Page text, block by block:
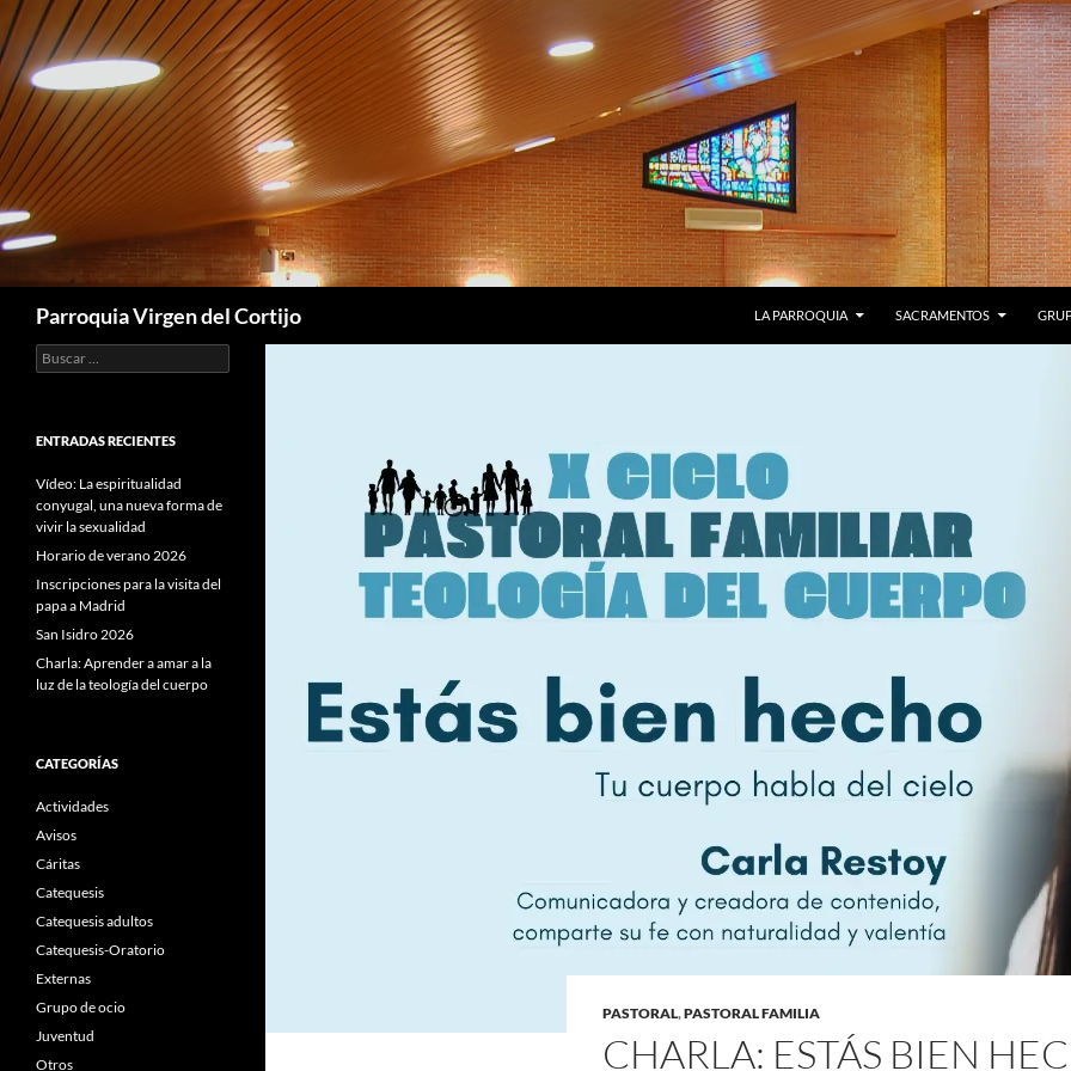
Saltar
al
contenido
Parroquia Virgen del Cortijo LA PARROQUIA SACRAMENTOS
PASTORAL,PASTORAL FAMILIA
CHARLA: ESTÁS BIEN
Buscar:
ENTRADAS RECIENTES
Vídeo: La espiritualidad
conyugal, una nueva forma de
vivir la sexualidad
Horario de verano 2026
Inscripciones para la visita del
papa a Madrid
San Isidro 2026
Charla: Aprender a amar a la
luz de la teología del cuerpo
CATEGORÍAS
Actividades
Avisos
Cáritas
Catequesis
Catequesis adultos
Catequesis-Oratorio
Externas
Grupo de ocio
Juventud
Otros